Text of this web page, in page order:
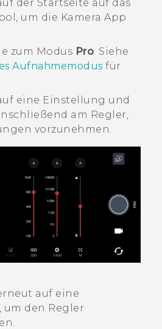
der Startseite auf das
um die Kamera App
zum Modus Pro. Siehe
Aufnahmemodus für
eine Einstellung und
am Regler,
vorzunehmen.
auf eine
um den Regler